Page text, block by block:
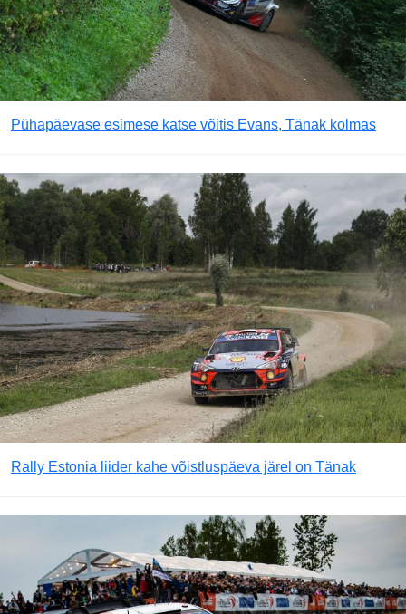
Pühapäevase esimese katse võitis Evans, Tänak kolmas
Rally Estonia liider kahe võistluspäeva järel on Tänak